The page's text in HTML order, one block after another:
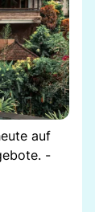
auf
-